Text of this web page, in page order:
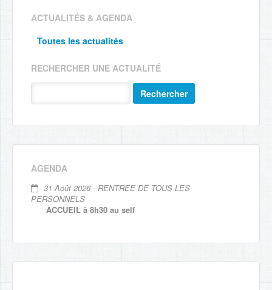
ACTUALITÉS & AGENDA
Toutes les actualités
RECHERCHER UNE ACTUALITÉ
Rechercher
AGENDA
31 Août 2026 - RENTREE DE TOUS LES
PERSONNELS
ACCUEIL à 8h30 au self